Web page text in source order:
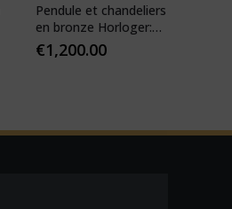
Pendule et chandeliers
en bronze Horloger:
Mougin
€1,200.00